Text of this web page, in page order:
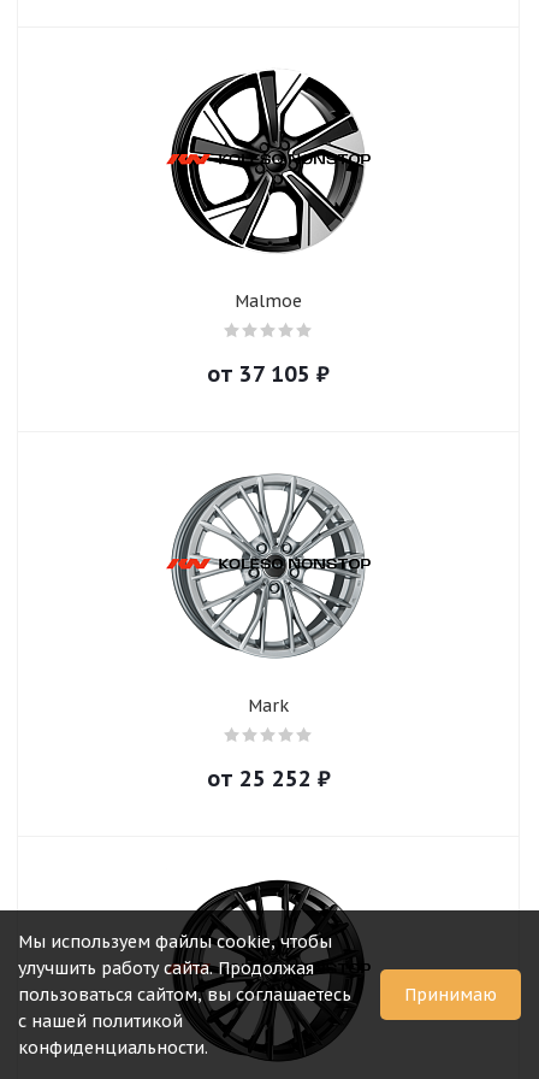
Malmoe
от 37 105 ₽
Mark
от 25 252 ₽
Мы используем файлы cookie, чтобы
улучшить работу сайта. Продолжая
пользоваться сайтом, вы соглашаетесь
с нашей политикой
конфиденциальности.
Принимаю